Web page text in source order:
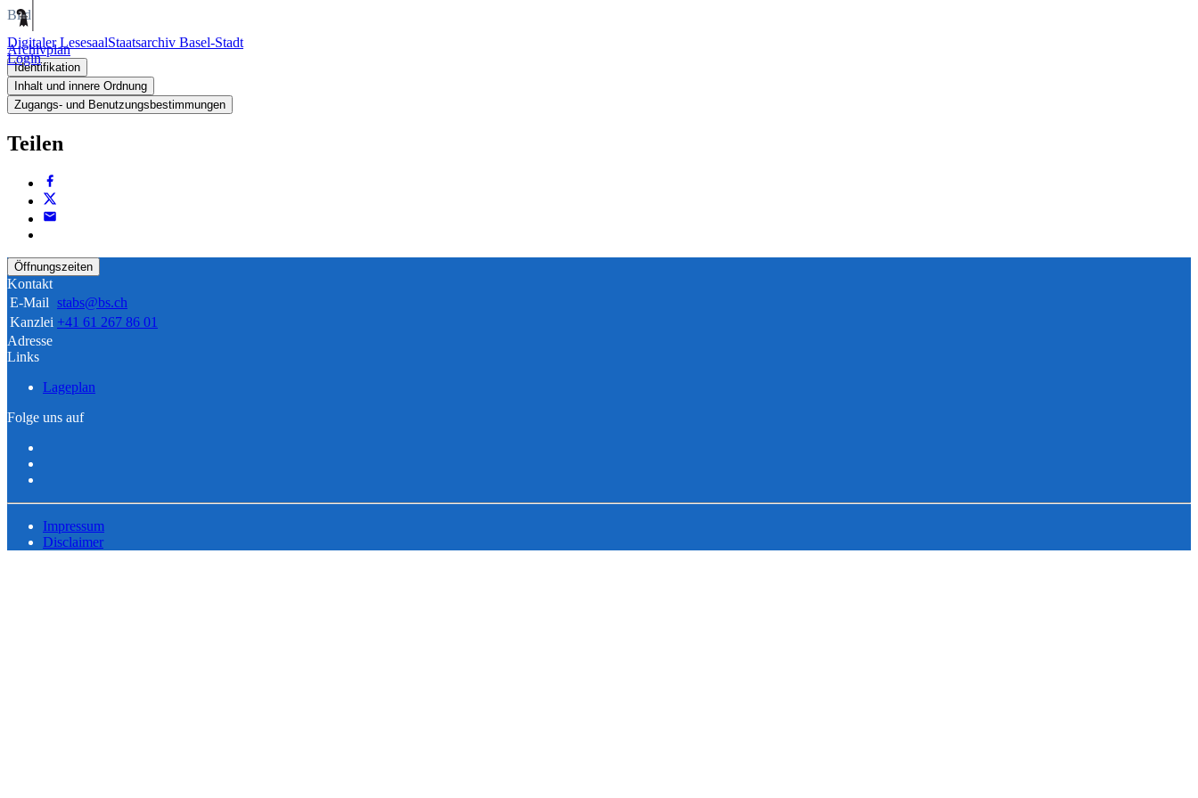
Digitaler LesesaalStaatsarchiv Basel-Stadt
Login
Bild
Archivplan
Identifikation
Inhalt und innere Ordnung
Zugangs- und Benutzungsbestimmungen
Teilen
Öffnungszeiten
Kontakt
E-Mail stabs@bs.ch
Kanzlei +41 61 267 86 01
Adresse
Links
Lageplan
Folge uns auf
Impressum
Disclaimer